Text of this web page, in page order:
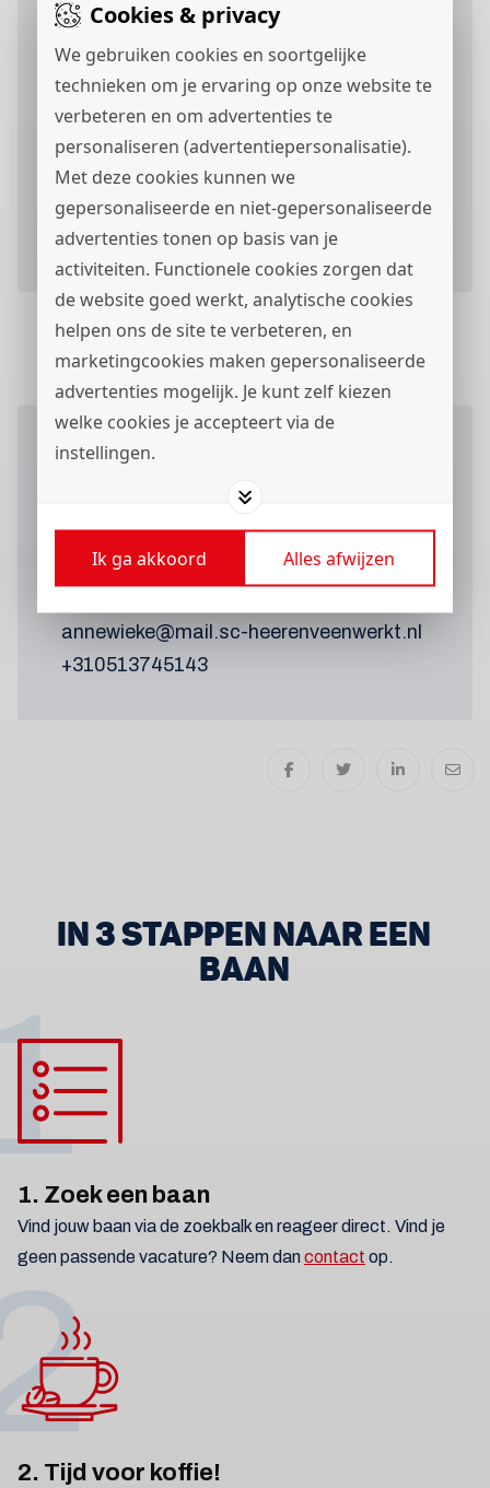
Cookies & privacy
We gebruiken cookies en soortgelijke
technieken om je ervaring op onze website te
verbeteren en om advertenties te
personaliseren (advertentiepersonalisatie).
Met deze cookies kunnen we
gepersonaliseerde en niet-gepersonaliseerde
advertenties tonen op basis van je
activiteiten. Functionele cookies zorgen dat
de website goed werkt, analytische cookies
helpen ons de site te verbeteren, en
marketingcookies maken gepersonaliseerde
advertenties mogelijk. Je kunt zelf kiezen
welke cookies je accepteert via de
instellingen.
Ik ga akkoord Alles afwijzen
wil berichten via
ontvangen.
Verstuur je sollicitatieformulier
Wil je meer weten
Neem contact op met:
annewieke@mail.sc-heerenveenwerkt.nl
+310513745143
IN 3 STAPPEN NAAR EEN
BAAN
1. Zoek een baan
Vind jouw baan via de zoekbalk en reageer direct. Vind je
geen passende vacature? Neem dancontact op.
2. Tijd voor koffie!